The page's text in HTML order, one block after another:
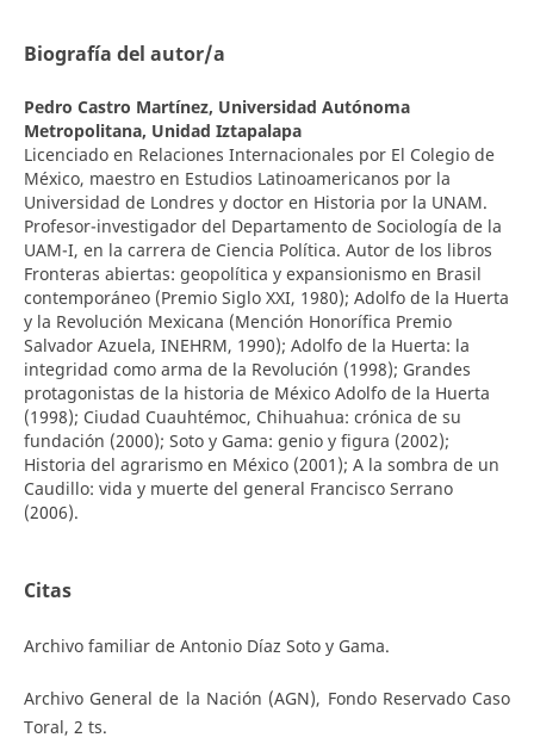
Biografía del autor/a
Pedro Castro Martínez, Universidad Autónoma
Metropolitana, Unidad Iztapalapa
Licenciado en Relaciones Internacionales por El Colegio de
México, maestro en Estudios Latinoamericanos por la
Universidad de Londres y doctor en Historia por la UNAM.
Profesor-investigador del Departamento de Sociología de la
UAM-I, en la carrera de Ciencia Política. Autor de los libros
Fronteras abiertas: geopolítica y expansionismo en Brasil
contemporáneo (Premio Siglo XXI, 1980); Adolfo de la Huerta
y la Revolución Mexicana (Mención Honorífica Premio
Salvador Azuela, INEHRM, 1990); Adolfo de la Huerta: la
integridad como arma de la Revolución (1998); Grandes
protagonistas de la historia de México Adolfo de la Huerta
(1998); Ciudad Cuauhtémoc, Chihuahua: crónica de su
fundación (2000); Soto y Gama: genio y figura (2002);
Historia del agrarismo en México (2001); A la sombra de un
Caudillo: vida y muerte del general Francisco Serrano
(2006).
Citas
Archivo familiar de Antonio Díaz Soto y Gama.
Archivo General de la Nación (AGN), Fondo Reservado Caso
Toral, 2 ts.